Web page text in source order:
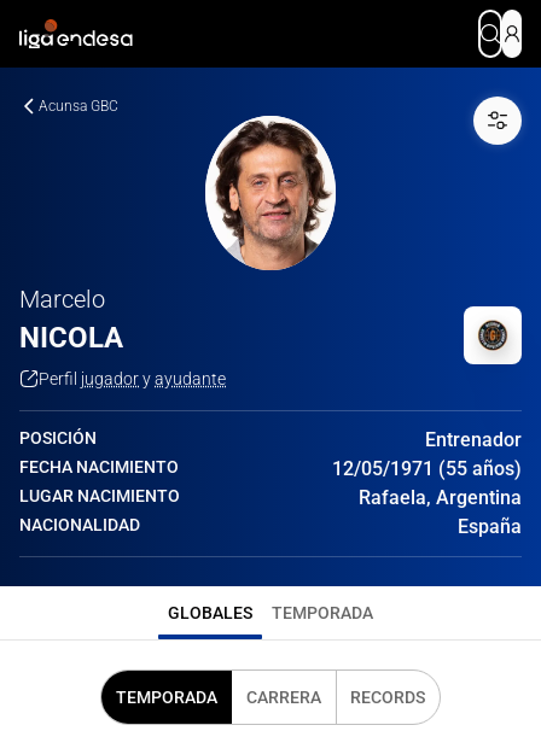
Acunsa GBC
Marcelo
NICOLA
Perfil jugadoryayudante
POSICIÓN Entrenador
FECHA NACIMIENTO 12/05/1971 (55 años)
LUGAR NACIMIENTO Rafaela, Argentina
NACIONALIDAD España
GLOBALES TEMPORADA
TEMPORADA CARRERA RECORDS